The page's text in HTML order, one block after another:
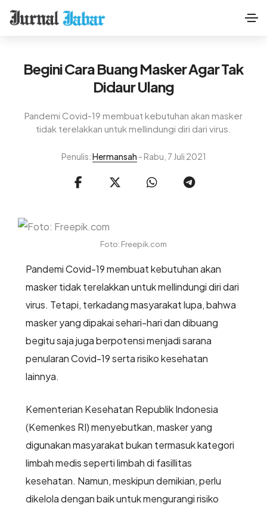
Begini Cara Buang Masker Agar Tak
Didaur Ulang
Pandemi Covid-19 membuat kebutuhan akan masker
tidak terelakkan untuk mellindungi diri dari virus.
Penulis:Hermansah - Rabu, 7 Juli 2021
Foto: Freepik.com
Pandemi Covid-19 membuat kebutuhan akan
masker tidak terelakkan untuk mellindungi diri dari
virus. Tetapi, terkadang masyarakat lupa, bahwa
masker yang dipakai sehari-hari dan dibuang
begitu saja juga berpotensi menjadi sarana
penularan Covid-19 serta risiko kesehatan
lainnya.
Kementerian Kesehatan Republik Indonesia
(Kemenkes RI) menyebutkan, masker yang
digunakan masyarakat bukan termasuk kategori
limbah medis seperti limbah di fasillitas
kesehatan. Namun, meskipun demikian, perlu
dikelola dengan baik untuk mengurangi risiko